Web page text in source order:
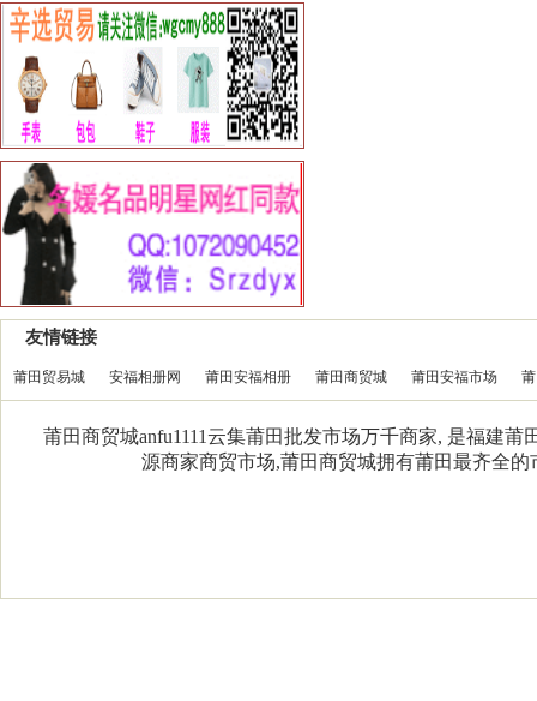
友情链接
莆田贸易城 安福相册网 莆田安福相册 莆田商贸城 莆田安福市场
莆田商贸城anfu1111云集莆田批发市场万千商家, 是福建
源商家商贸市场,莆田商贸城拥有莆田最齐全